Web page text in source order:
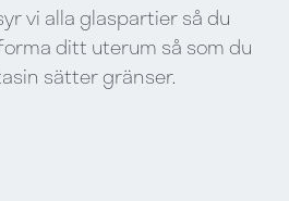
vi alla glaspartier så du
ditt uterum så som du
sätter gränser.